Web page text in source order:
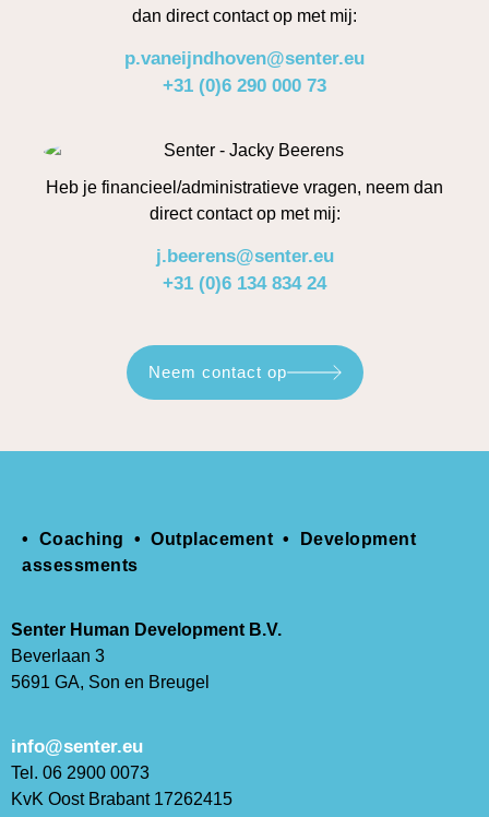
dan direct contact op met mij:
p.vaneijndhoven@senter.eu
+31 (0)6 290 000 73
Heb je financieel/administratieve vragen, neem dan
direct contact op met mij:
j.beerens@senter.eu
+31 (0)6 134 834 24
Neem contact op
• Coaching • Outplacement • Development
assessments
Senter Human Development B.V.
Beverlaan 3
5691 GA, Son en Breugel
info@senter.eu
Tel. 06 2900 0073
KvK Oost Brabant 17262415